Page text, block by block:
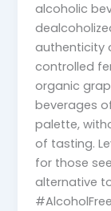
alcoholic
authenticity
controlled
organic
beverages
palette,
of tasting.
for those
alternative